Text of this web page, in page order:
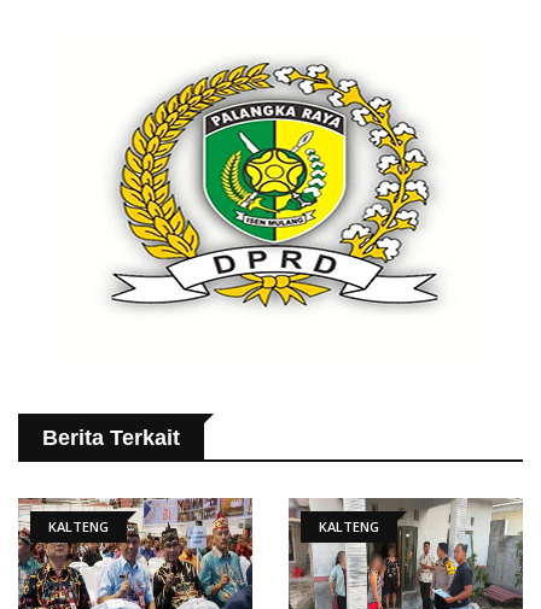
Berita Terkait
KALTENG KALTENG